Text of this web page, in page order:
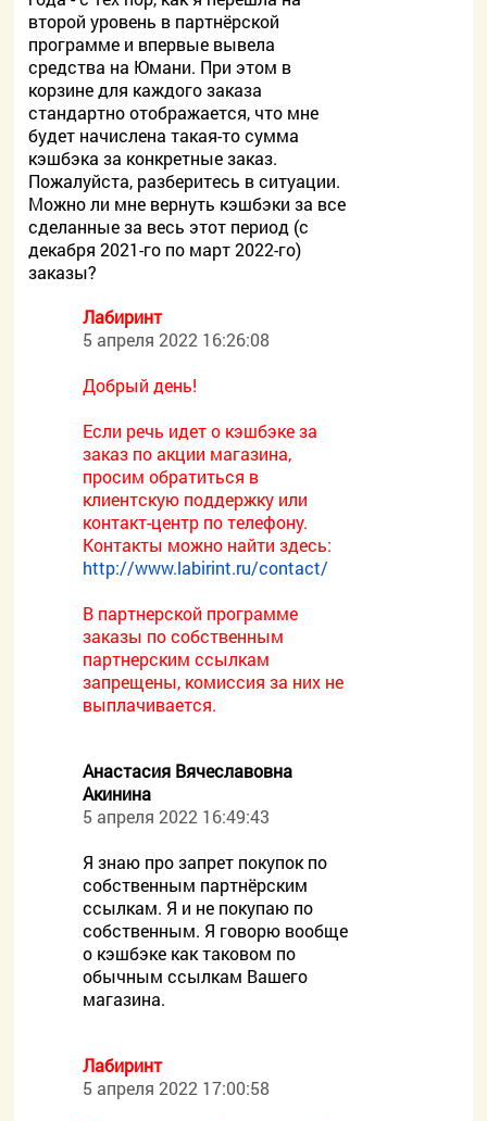
второй уровень в партнёрской
программе и впервые вывела
средства на Юмани. При этом в
корзине для каждого заказа
стандартно отображается, что мне
будет начислена такая-то сумма
кэшбэка за конкретные заказ.
Пожалуйста, разберитесь в ситуации.
Можно ли мне вернуть кэшбэки за все
сделанные за весь этот период (с
декабря 2021-го по март 2022-го)
заказы?
Лабиринт
5 апреля 2022 16:26:08
Добрый день!
Если речь идет о кэшбэке за
заказ по акции магазина,
просим обратиться в
клиентскую поддержку или
контакт-центр по телефону.
Контакты можно найти здесь:
http://www.labirint.ru/contact/
В партнерской программе
заказы по собственным
партнерским ссылкам
запрещены, комиссия за них не
выплачивается.
Анастасия Вячеславовна
Акинина
5 апреля 2022 16:49:43
Я знаю про запрет покупок по
собственным партнёрским
ссылкам. Я и не покупаю по
собственным. Я говорю вообще
о кэшбэке как таковом по
обычным ссылкам Вашего
магазина.
Лабиринт
5 апреля 2022 17:00:58